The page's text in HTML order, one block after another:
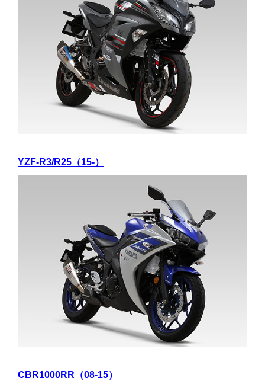
YZF-R3/R25（15-）
CBR1000RR（08-15）